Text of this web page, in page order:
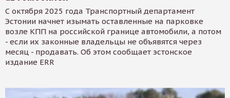
С октября 2025 года Транспортный департамент
Эстонии начнет изымать оставленные на парковке
возле КПП на российской границе автомобили, а потом
- если их законные владельцы не объявятся через
месяц - продавать. Об этом сообщает эстонское
издание ERR